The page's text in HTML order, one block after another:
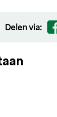
Delen via: